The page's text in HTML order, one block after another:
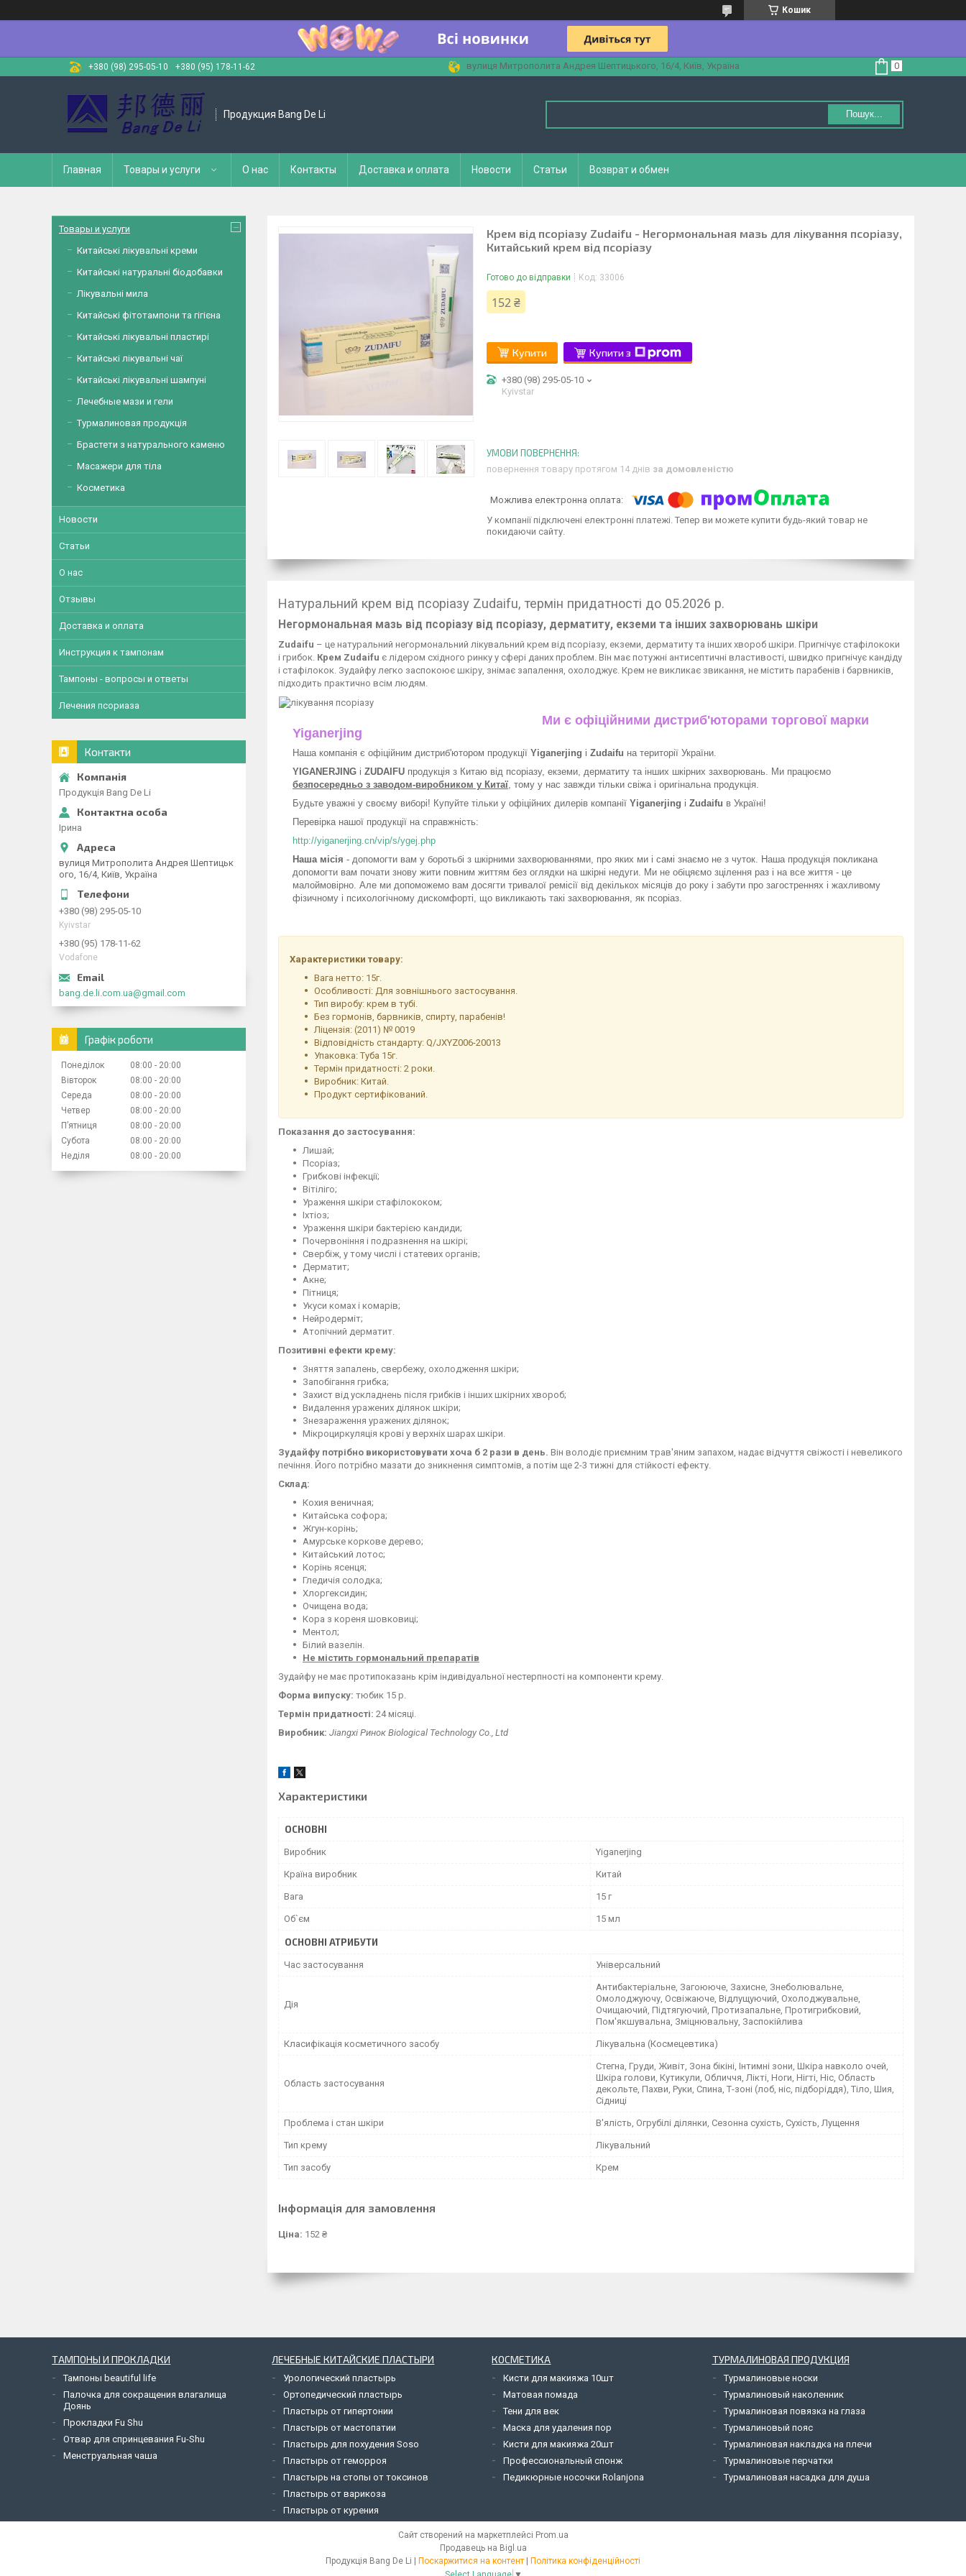
Кошик
+380 (98) 295-05-10 +380 (95) 178-11-62 вулиця Митрополита Андрея Шептицького, 16/4, Київ, Україна
Продукция Bang De Li Пошук...
Главная Товары и услуги О нас Контакты Доставка и оплата Новости Статьи Возврат и обмен
Крем від псоріазу Zudaifu - Негормональная мазь для лікування псоріазу,
Китайський крем від псоріазу
Готово до відправки Код: 33006
152 ₴
Купити Купити з
+380 (98) 295-05-10
Kyivstar
повернення товару протягом 14 днів за домовленістю
У компанії підключені електронні платежі. Тепер ви можете купити будь-який товар не
покидаючи сайту.
Натуральний крем від псоріазу Zudaifu, термін придатності до 05.2026 р.
Негормональная мазь від псоріазу від псоріазу, дерматиту, екземи та інших захворювань шкіри
Zudaifu – це натуральний негормональний лікувальний крем від псоріазу, екземи, дерматиту та інших хвороб шкіри. Пригнічує стафілококи
і грибок. Крем Zudaifu є лідером східного ринку у сфері даних проблем. Він має потужні антисептичні властивості, швидко пригнічує кандіду
і стафілокок. Зудайфу легко заспокоює шкіру, знімає запалення, охолоджує. Крем не викликає звикання, не містить парабенів і барвників,
підходить практично всім людям.
Ми є офіційними дистриб'юторами торгової марки
Yiganerjing
Наша компанія є офіційним дистриб'ютором продукції Yiganerjing і Zudaifu на території України.
YIGANERJING і ZUDAIFU продукція з Китаю від псоріазу, екземи, дерматиту та інших шкірних захворювань. Ми працюємо
безпосередньо з заводом-виробником у Китаї , тому у нас завжди тільки свіжа і оригінальна продукція.
Будьте уважні у своєму виборі! Купуйте тільки у офіційних дилерів компанії Yiganerjing і Zudaifu в Україні!
Перевірка нашої продукції на справжність:
http://yiganerjing.cn/vip/s/ygej.php
Наша місія - допомогти вам у боротьбі з шкірними захворюваннями, про яких ми і самі знаємо не з чуток. Наша продукція покликана
допомогти вам почати знову жити повним життям без оглядки на шкірні недуги. Ми не обіцяємо зцілення раз і на все життя - це
малоймовірно. Але ми допоможемо вам досягти тривалої ремісії від декількох місяців до року і забути про загостреннях і жахливому
фізичному і психологічному дискомфорті, що викликають такі захворювання, як псоріаз.
Характеристики товару:
Вага нетто: 15г.
Особливості: Для зовнішнього застосування.
Тип виробу: крем в тубі.
Без гормонів, барвників, спирту, парабенів!
Ліцензія: (2011) № 0019
Відповідність стандарту: Q/JXYZ006-20013
Упаковка: Туба 15г.
Термін придатності: 2 роки.
Виробник: Китай.
Продукт сертифікований.
Показання до застосування:
Лишай;
Псоріаз;
Грибкові інфекції;
Вітіліго;
Ураження шкіри стафілококом;
Іхтіоз;
Ураження шкіри бактерією кандиди;
Почервоніння і подразнення на шкірі;
Свербіж, у тому числі і статевих органів;
Дерматит;
Акне;
Пітниця;
Укуси комах і комарів;
Нейродерміт;
Атопічний дерматит.
Позитивні ефекти крему:
Зняття запалень, свербежу, охолодження шкіри;
Запобігання грибка;
Захист від ускладнень після грибків і інших шкірних хвороб;
Видалення уражених ділянок шкіри;
Знезараження уражених ділянок;
Мікроциркуляція крові у верхніх шарах шкіри.
Зудайфу потрібно використовувати хоча б 2 рази в день. Він володіє приємним трав'яним запахом, надає відчуття свіжості і невеликого
печіння. Його потрібно мазати до зникнення симптомів, а потім ще 2-3 тижні для стійкості ефекту.
Склад:
Кохия веничная;
Китайська софора;
Жгун-корінь;
Амурське коркове дерево;
Китайський лотос;
Корінь ясенця;
Гледичія солодка;
Хлоргексидин;
Очищена вода;
Кора з кореня шовковиці;
Ментол;
Білий вазелін.
Не містить гормональний препаратів
Зудайфу не має протипоказань крім індивідуальної нестерпності на компоненти крему.
Форма випуску: тюбик 15 р.
Термін придатності: 24 місяці.
Виробник: Jiangxi Ринок Biological Technology Co., Ltd
Характеристики
ОСНОВНІ
Виробник Yiganerjing
Країна виробник Китай
Вага 15 г
Об`єм 15 мл
ОСНОВНІ АТРИБУТИ
Час застосування Універсальний
Дія
Антибактеріальне, Загоююче, Захисне, Знеболювальне,
Омолоджуючу, Освіжаюче, Відлущуючий, Охолоджувальне,
Очищаючий, Підтягуючий, Протизапальне, Протигрибковий,
Пом'якшувальна, Зміцнювальну, Заспокійлива
Класифікація косметичного засобу Лікувальна (Космецевтика)
Область застосування
Стегна, Груди, Живіт, Зона бікіні, Інтимні зони, Шкіра навколо очей,
Шкіра голови, Кутикули, Обличчя, Лікті, Ноги, Нігті, Ніс, Область
декольте, Пахви, Руки, Спина, Т-зоні (лоб, ніс, підборіддя), Тіло, Шия,
Сідниці
Проблема і стан шкіри В'ялість, Огрубілі ділянки, Сезонна сухість, Сухість, Лущення
Тип крему Лікувальний
Тип засобу Крем
Інформація для замовлення
Ціна: 152 ₴
Товары и услуги
Китайські лікувальні креми
Китайські натуральні біодобавки
Лікувальні мила
Китайські фітотампони та гігієна
Китайські лікувальні пластирі
Китайські лікувальні чаї
Китайські лікувальні шампуні
Лечебные мази и гели
Турмалиновая продукція
Брастети з натурального каменю
Масажери для тіла
Косметика
Новости
Статьи
О нас
Отзывы
Доставка и оплата
Инструкция к тампонам
Тампоны - вопросы и ответы
Лечения псориаза
Контакти
Продукція Bang De Li
Ірина
вулиця Митрополита Андрея Шептицьк
ого, 16/4, Київ, Україна
+380 (98) 295-05-10
Kyivstar
+380 (95) 178-11-62
Vodafone
bang.de.li.com.ua@gmail.com
Графік роботи
Понеділок 08:00
20:00
Вівторок
08:00
20:00
Середа
08:00
20:00
Четвер
08:00
20:00
Пʼятниця
08:00
20:00
Субота
08:00
20:00
Неділя
08:00 20:00
ТАМПОНЫ И ПРОКЛАДКИ
Тампоны beautiful life
Палочка для сокращения влагалища
Доянь
Прокладки Fu Shu
Отвар для спринцевания Fu-Shu
Менструальная чаша
ЛЕЧЕБНЫЕ КИТАЙСКИЕ ПЛАСТЫРИ
Урологический пластырь
Ортопедический пластырь
Пластырь от гипертонии
Пластырь от мастопатии
Пластырь для похудения Soso
Пластырь от геморроя
Пластырь на стопы от токсинов
Пластырь от варикоза
Пластырь от курения
КОСМЕТИКА
Кисти для макияжа 10шт
Матовая помада
Тени для век
Маска для удаления пор
Кисти для макияжа 20шт
Профессиональный спонж
Педикюрные носочки Rolanjona
ТУРМАЛИНОВАЯ ПРОДУКЦИЯ
Турмалиновые носки
Турмалиновый наколенник
Турмалиновая повязка на глаза
Турмалиновый пояс
Турмалиновая накладка на плечи
Турмалиновые перчатки
Турмалиновая насадка для душа
Сайт створений на маркетплейсі Prom.ua
Продавець на Bigl.ua
Продукція Bang De Li | Поскаржитися на контент | Політика конфіденційності